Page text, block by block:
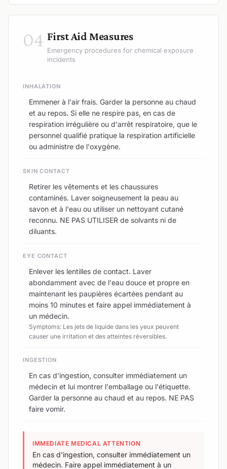
04 First Aid Measures
Emergency procedures for chemical exposure
incidents
INHALATION
Emmener à l'air frais. Garder la personne au chaud
et au repos. Si elle ne respire pas, en cas de
respiration irrégulière ou d'arrêt respiratoire, que le
personnel qualifié pratique la respiration artificielle
ou administre de l'oxygène.
SKIN CONTACT
Retirer les vêtements et les chaussures
contaminés. Laver soigneusement la peau au
savon et à l'eau ou utiliser un nettoyant cutané
reconnu. NE PAS UTILISER de solvants ni de
diluants.
EYE CONTACT
Enlever les lentilles de contact. Laver
abondamment avec de l'eau douce et propre en
maintenant les paupières écartées pendant au
moins 10 minutes et faire appel immédiatement à
un médecin.
Symptoms: Les jets de liquide dans les yeux peuvent
causer une irritation et des atteintes réversibles.
INGESTION
En cas d'ingestion, consulter immédiatement un
médecin et lui montrer l'emballage ou l'étiquette.
Garder la personne au chaud et au repos. NE PAS
faire vomir.
IMMEDIATE MEDICAL ATTENTION
En cas d'ingestion, consulter immédiatement un
médecin. Faire appel immédiatement à un